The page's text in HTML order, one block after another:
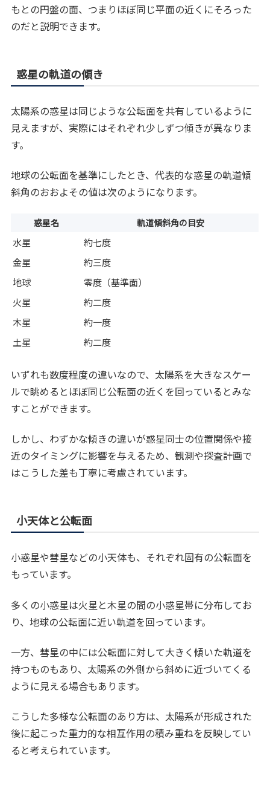
もとの円盤の面、つまりほぼ同じ平面の近くにそろった
のだと説明できます。
惑星の軌道の傾き
太陽系の惑星は同じような公転面を共有しているように
見えますが、実際にはそれぞれ少しずつ傾きが異なりま
す。
地球の公転面を基準にしたとき、代表的な惑星の軌道傾
斜角のおおよその値は次のようになります。
惑星名 軌道傾斜角の目安
水星
約七度
金星
約三度
地球
零度（基準面）
火星
約二度
木星
約一度
土星
約二度
いずれも数度程度の違いなので、太陽系を大きなスケー
ルで眺めるとほぼ同じ公転面の近くを回っているとみな
すことができます。
しかし、わずかな傾きの違いが惑星同士の位置関係や接
近のタイミングに影響を与えるため、観測や探査計画で
はこうした差も丁寧に考慮されています。
小天体と公転面
小惑星や彗星などの小天体も、それぞれ固有の公転面を
もっています。
多くの小惑星は火星と木星の間の小惑星帯に分布してお
り、地球の公転面に近い軌道を回っています。
一方、彗星の中には公転面に対して大きく傾いた軌道を
持つものもあり、太陽系の外側から斜めに近づいてくる
ように見える場合もあります。
こうした多様な公転面のあり方は、太陽系が形成された
後に起こった重力的な相互作用の積み重ねを反映してい
ると考えられています。